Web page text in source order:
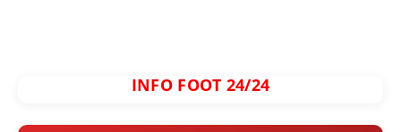
INFO FOOT 24/24